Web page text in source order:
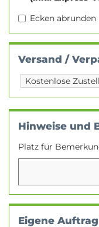
Ecken abrunden
Versand /
Hinweise und
Platz für
Eigene